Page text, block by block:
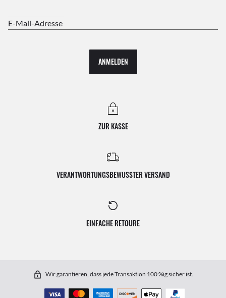
E-Mail-Adresse
ANMELDEN
ZUR KASSE
VERANTWORTUNGSBEWUSSTER VERSAND
EINFACHE RETOURE
Wir garantieren, dass jede Transaktion 100 %ig sicher ist.